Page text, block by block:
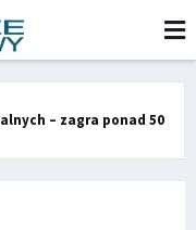
– zagra ponad 50